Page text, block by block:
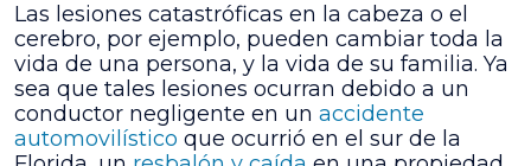
Las lesiones catastróficas en la cabeza o el
cerebro, por ejemplo, pueden cambiar toda la
vida de una persona, y la vida de su familia. Ya
sea que tales lesiones ocurran debido a un
conductor negligente en un accidente
automovilístico que ocurrió en el sur de la